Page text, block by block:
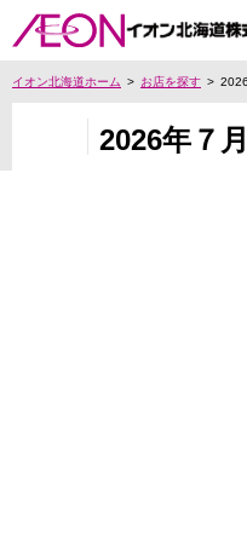
イオン北海道ホーム お店を探す
2026年７